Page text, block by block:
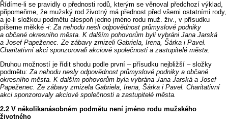
Řídíme‑li se pravidly o přednosti rodů, kterým se věnoval předchozí výklad,
připomeňme, že mužský rod životný má přednost před všemi ostatními rody,
a je‑li složkou podmětu alespoň jedno jméno rodu muž. živ., v přísudku
píšeme měkké ‑i:Za nehodu nesli odpovědnost průmyslové podniky
a občané okresního města. K dalším pohovorům byli vybráni Jana Jarská
a Josef Papeženec. Ze zábavy zmizeli Gabriela, Irena, Šárka i Pavel.
Charitativní akci sponzorovali akciové společnosti a zastupitelé města.
Druhou možností je řídit shodu podle první –⁠⁠ přísudku nejbližší –⁠⁠ složky
podmětu:Za nehodu nesly odpovědnost průmyslové podniky a občané
okresního města. K dalším pohovorům byla vybrána Jana Jarská a Josef
Papeženec. Ze zábavy zmizela Gabriela, Irena, Šárka i Pavel. Charitativní
akci sponzorovaly akciové společnosti a zastupitelé města.
V několikanásobném podmětu není jméno rodu mužského
životného